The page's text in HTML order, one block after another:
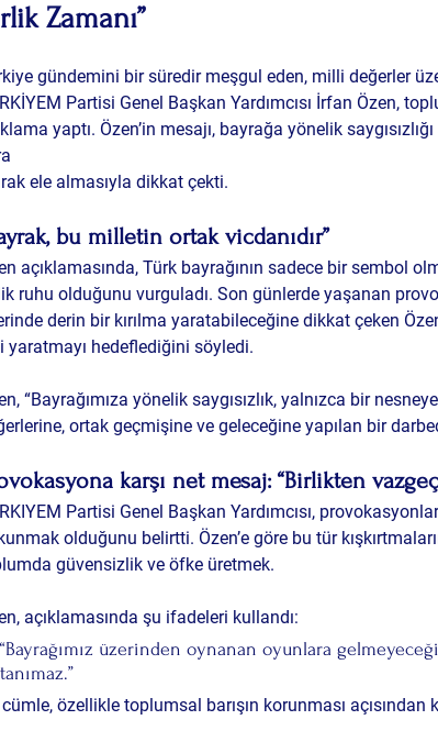
Zamanı”
gündemini bir süredir meşgul eden, milli değerler
Partisi Genel Başkan Yardımcısı İrfan Özen,
yaptı. Özen’in mesajı, bayrağa yönelik
ele almasıyla dikkat çekti.
bu milletin ortak vicdanıdır”
açıklamasında, Türk bayrağının sadece bir sembol
ruhu olduğunu vurguladı. Son günlerde yaşanan
derin bir kırılma yaratabileceğine dikkat çeken
yaratmayı hedeflediğini söyledi.
“Bayrağımıza yönelik saygısızlık, yalnızca bir
ortak geçmişine ve geleceğine yapılan bir
karşı net mesaj: “Birlikten
Partisi Genel Başkan Yardımcısı,
olduğunu belirtti. Özen’e göre bu tür
güvensizlik ve öfke üretmek.
açıklamasında şu ifadeleri kullandı:
“Bayrağımız üzerinden oynanan oyunlara
tanımaz.”
özellikle toplumsal barışın korunması